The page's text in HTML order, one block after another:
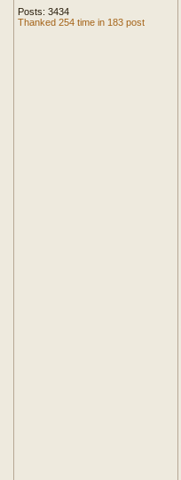
Posts: 3434
Thanked 254 time in 183 post